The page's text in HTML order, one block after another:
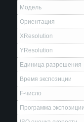
Модель
Ориентация
XResolution
YResolution
Единица разрешения
Время экспозиции
F-число
Программа экспозиции